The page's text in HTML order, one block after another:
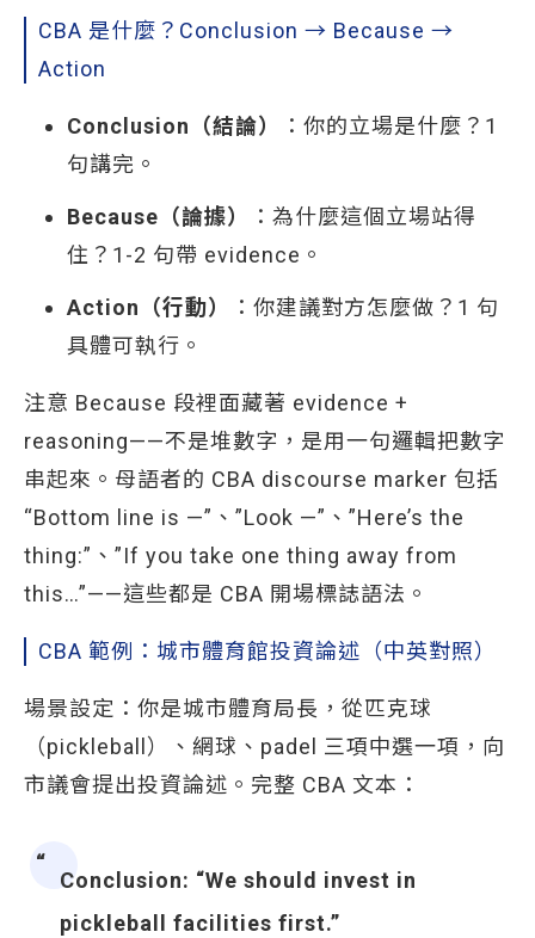
CBA 是什麼？Conclusion → Because →
Action
Conclusion（結論）
：你的立場是什麼？1
句講完。
Because（論據）
：為什麼這個立場站得
住？1-2 句帶 evidence。
Action（行動）
：你建議對方怎麼做？1 句
具體可執行。
注意 Because 段裡面藏著 evidence +
reasoning——不是堆數字，是用一句邏輯把數字
串起來。母語者的 CBA discourse marker 包括
“Bottom line is —”、”Look —”、”Here’s the
thing:”、”If you take one thing away from
this…”——這些都是 CBA 開場標誌語法。
CBA 範例：城市體育館投資論述（中英對照）
場景設定：你是城市體育局長，從匹克球
（pickleball）、網球、padel 三項中選一項，向
市議會提出投資論述。完整 CBA 文本：
Conclusion: “We should invest in
pickleball facilities first.”